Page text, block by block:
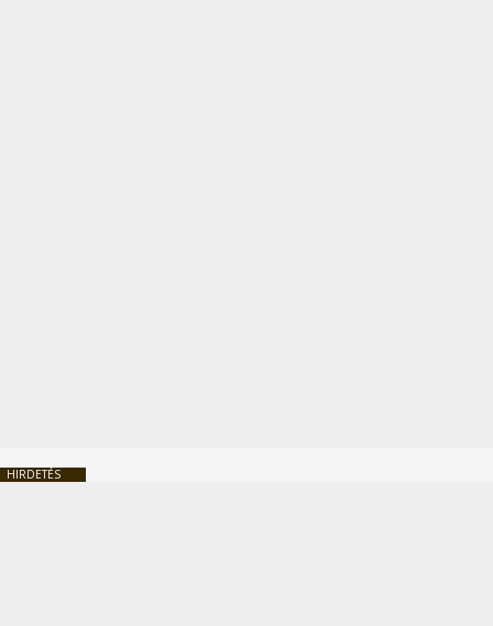
HIRDETÉS